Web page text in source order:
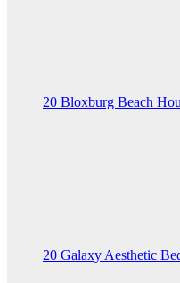
20 Bloxburg Beach
20 Galaxy Aesthetic